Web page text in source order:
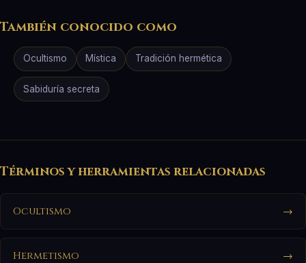
También conocido como
Ocultismo Mística Tradición hermética
Sabiduría secreta
Términos y herramientas relacionadas
Ocultismo →
Hermetismo →